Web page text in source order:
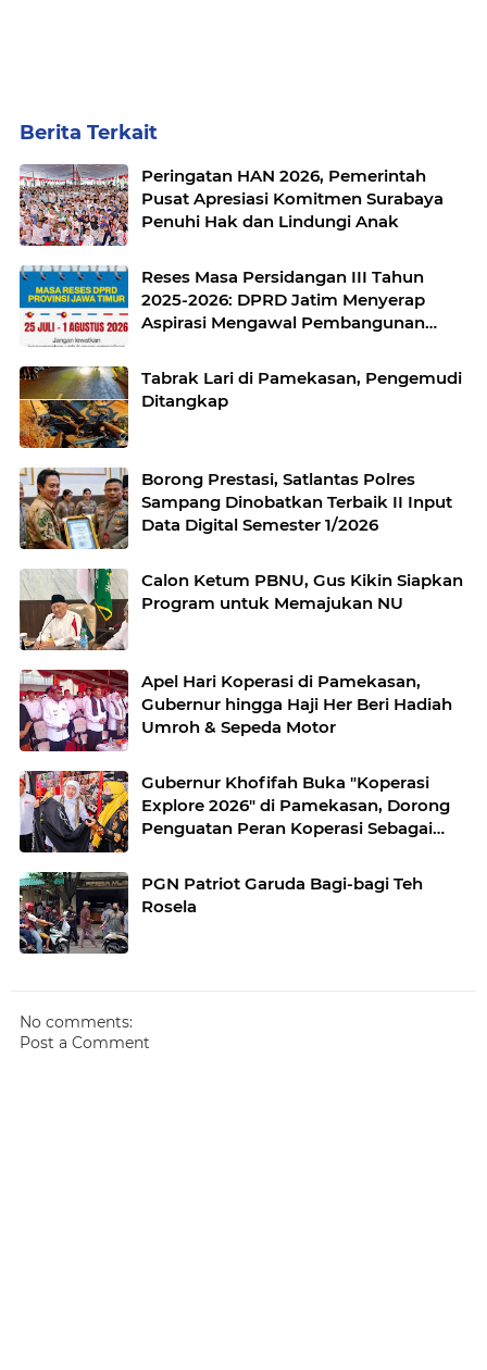
Berita Terkait
Peringatan HAN 2026, Pemerintah
Pusat Apresiasi Komitmen Surabaya
Penuhi Hak dan Lindungi Anak
Reses Masa Persidangan III Tahun
2025-2026: DPRD Jatim Menyerap
Aspirasi Mengawal Pembangunan
Tabrak Lari di Pamekasan, Pengemudi
Ditangkap
Borong Prestasi, Satlantas Polres
Sampang Dinobatkan Terbaik II Input
Data Digital Semester 1/2026
Calon Ketum PBNU, Gus Kikin Siapkan
Program untuk Memajukan NU
Apel Hari Koperasi di Pamekasan,
Gubernur hingga Haji Her Beri Hadiah
Umroh & Sepeda Motor
Gubernur Khofifah Buka "Koperasi
Explore 2026" di Pamekasan, Dorong
Penguatan Peran Koperasi Sebagai
Sekaligus Perluas Akses Promosi
Pelaku UMKM
PGN Patriot Garuda Bagi-bagi Teh
Rosela
No comments:
Post a Comment